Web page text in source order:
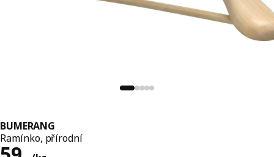
BUMERANG
Ramínko, přírodní